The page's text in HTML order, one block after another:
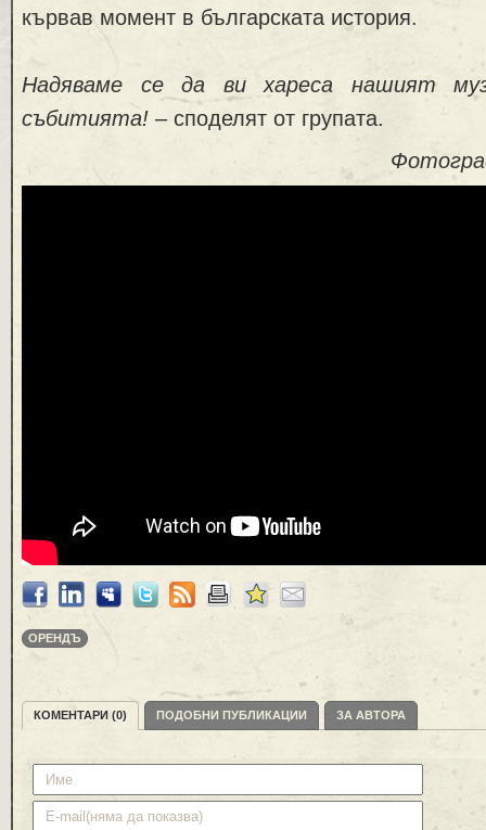
кървав момент в българската история.
Надяваме се да ви хареса нашият
събитията! – споделят от групата.
ОРЕНДЪ
КОМЕНТАРИ (0) ПОДОБНИ ПУБЛИКАЦИИ ЗА АВТОРА